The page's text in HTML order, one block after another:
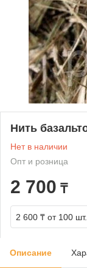
Нить
Нет в наличии
Опт и розница
2 700 ₸
2 600 ₸ от 100 шт.
Описание